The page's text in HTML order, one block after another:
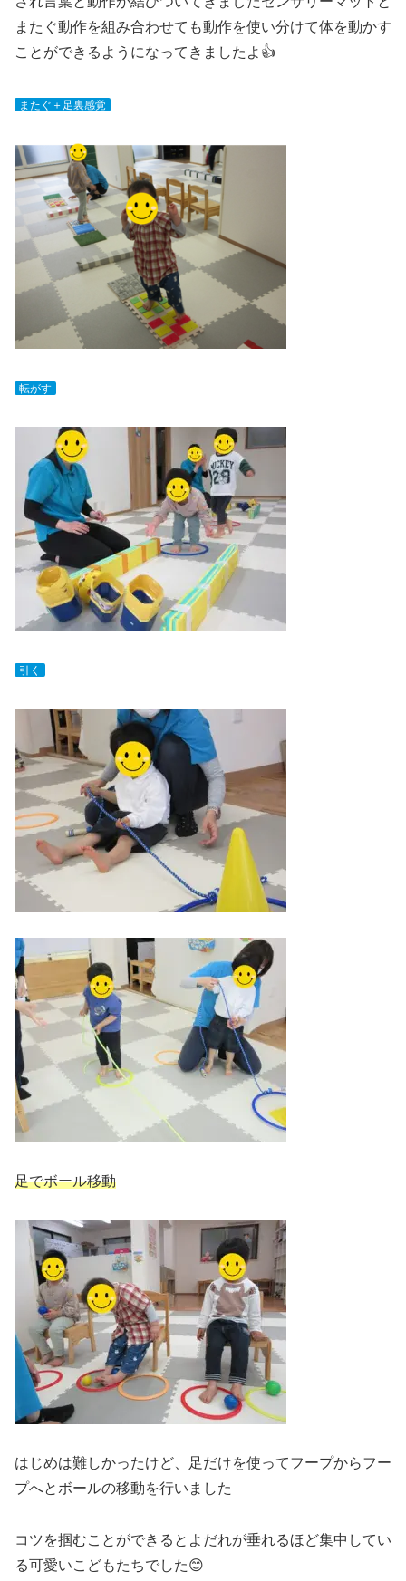
またぐ動作を組み合わせても動作を使い分けて体を動かす
ことができるようになってきましたよ👍
またぐ＋足裏感覚
転がす
引く
足でボール移動
はじめは難しかったけど、足だけを使ってフープからフー
プへとボールの移動を行いました
コツを掴むことができるとよだれが垂れるほど集中してい
る可愛いこどもたちでした😊